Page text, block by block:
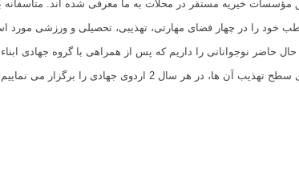
مؤسسات خیریه مستقر در محلات به ما معرفی شده اند.
خود را در چهار فضای مهارتی، تهذیبی، تحصیلی و ورزشی مورد
حال حاضر نوجوانانی را داریم که پس از همراهی با گروه جهادی
هر سال 2 اردوی جهادی را برگزار می نماییم.